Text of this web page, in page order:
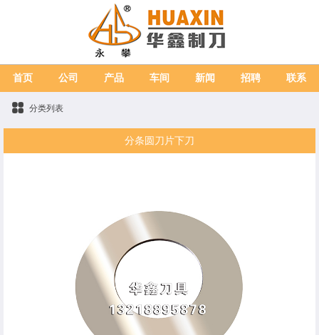
首页 公司 产品 车间 新闻 招聘 联系
分类列表
分条圆刀片下刀